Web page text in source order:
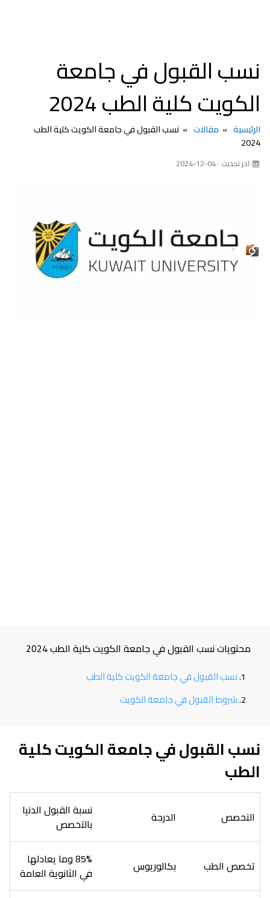
نسب القبول في جامعة
الكويت كلية الطب 2024
الرئيسية مقالات
نسب القبول في جامعة الكويت كلية الطب
2024
اخر تحديث : 04-12-2024
محتويات نسب القبول في جامعة الكويت كلية الطب 2024
نسب القبول في جامعة الكويت كلية الطب
شروط القبول في جامعة الكويت
نسب القبول في جامعة الكويت كلية
الطب
التخصص الدرجة
نسبة القبول الدنيا
بالتخصص
تخصص الطب بكالوريوس
85% وما يعادلها
في الثانوية العامة